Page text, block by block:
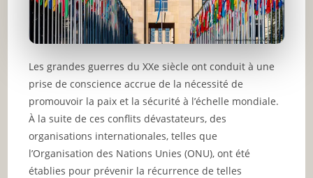
Les grandes guerres du XXe siècle ont conduit à une
prise de conscience accrue de la nécessité de
promouvoir la paix et la sécurité à l’échelle mondiale.
À la suite de ces conflits dévastateurs, des
organisations internationales, telles que
l’Organisation des Nations Unies (ONU), ont été
établies pour prévenir la récurrence de telles